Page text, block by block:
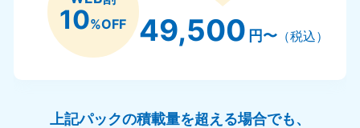
10%OFF 49,500 円〜（税込）
上記パックの積載量を超える場合でも、